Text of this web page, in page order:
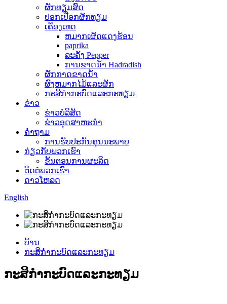
ຜັກທຽມສົດ
ປອກເປືອກຜັກທຽມ
ເຄື່ອງເທດ
ຫມາກເຜັດແດງຮ້ອນ
paprika
ລະຄັງ Pepper
ການຂາດນ້ໍາ Hadradish
ຜັກກາດຂາດນ້ໍາ
ຜົງຫມາກໄມ້ແລະຜັກ
ກະສິກໍາກະບົດແລະກະທຽມ
ຂ່າວ
ຂ່າວບໍລິສັດ
ຂ່າວອຸດສາຫະກໍາ
ຄໍາຖາມ
ການຮັບປະກັນຄຸນນະພາບ
ກ່ຽວກັບພວກເຮົາ
ຂັ້ນຕອນການຜະລິດ
ຕິດຕໍ່ພວກເຮົາ
ດາວໂຫລດ
English
ບ້ານ
ກະສິກໍາກະບົດແລະກະທຽມ
ກະສິກໍາກະບົດແລະກະທຽມ